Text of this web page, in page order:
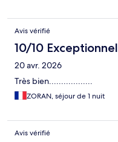
Avis vérifié
10/10 Exceptionnel
20 avr. 2026
Très bien..................
ZORAN, séjour de 1 nuit
Avis vérifié